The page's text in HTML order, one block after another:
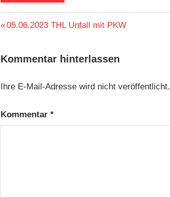
05.06.2023 THL Unfall mit PKW
Kommentar hinterlassen
Ihre E-Mail-Adresse wird nicht veröffentlicht.
Kommentar *